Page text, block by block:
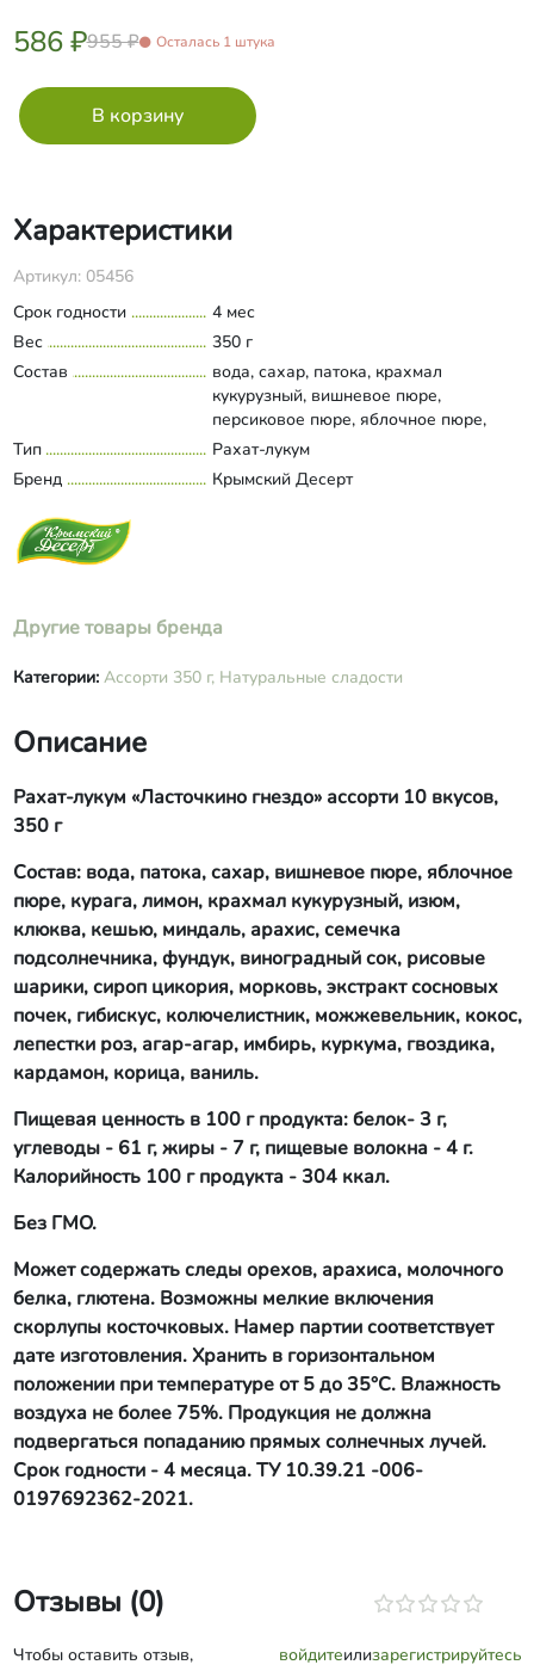
586 ₽955 ₽ Осталась 1 штука
Характеристики
Артикул: 05456
Срок годности
4 мес
Вес
350 г
Состав
вода, сахар, патока, крахмал
кукурузный, вишневое пюре,
персиковое пюре, яблочное пюре,
изюм, морковь, инжир, курага, лимон,
апельсин, клюква, фундук, кешью,
миндаль, арахис, паста кунжутная,
сыворотка, мак, семена чиа, розовая
колючелистник, кукурузная мука,
апельсина, эфирное масло мяты,
Развернуть состав
Тип
Рахат-лукум
Бренд
Крымский Десерт
Другие товары бренда
Категории: Ассорти 350 г, Натуральные сладости
Описание
Рахат-лукум «Ласточкино гнездо» ассорти 10 вкусов,
350 г
Состав: вода, патока, сахар, вишневое пюре, яблочное
пюре, курага, лимон, крахмал кукурузный, изюм,
клюква, кешью, миндаль, арахис, семечка
подсолнечника, фундук, виноградный сок, рисовые
шарики, сироп цикория, морковь, экстракт сосновых
почек, гибискус, колючелистник, можжевельник, кокос,
лепестки роз, агар-агар, имбирь, куркума, гвоздика,
кардамон, корица, ваниль.
Пищевая ценность в 100 г продукта: белок- 3 г,
углеводы - 61 г, жиры - 7 г, пищевые волокна - 4 г.
Калорийность 100 г продукта - 304 ккал.
Без ГМО.
Может содержать следы орехов, арахиса, молочного
белка, глютена. Возможны мелкие включения
скорлупы косточковых. Намер партии соответствует
дате изготовления. Хранить в горизонтальном
положении при температуре от 5 до 35°С. Влажность
воздуха не более 75%. Продукция не должна
подвергаться попаданию прямых солнечных лучей.
Срок годности - 4 месяца. ТУ 10.39.21 -006-
0197692362-2021.
Отзывы (0)
Чтобы оставить отзыв,
войдитеилизарегистрируйтесь